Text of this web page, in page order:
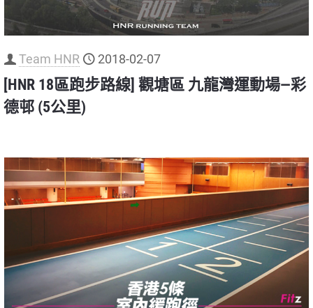
Team HNR 2018-02-07
[HNR 18區跑步路線] 觀塘區 九龍灣運動場—彩
德邨 (5公里)